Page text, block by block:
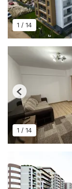
1 / 14
1 / 14
Previous